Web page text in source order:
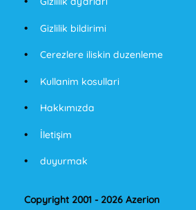
Gizlilik bildirimi
Cerezlere iliskin duzenleme
Kullanim kosullari
Hakkımızda
İletişim
duyurmak
Copyright 2001 - 2026 Azerion